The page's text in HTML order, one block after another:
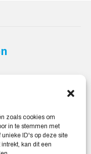
zoals cookies om
in te stemmen met
ID's op deze site
kan dit een